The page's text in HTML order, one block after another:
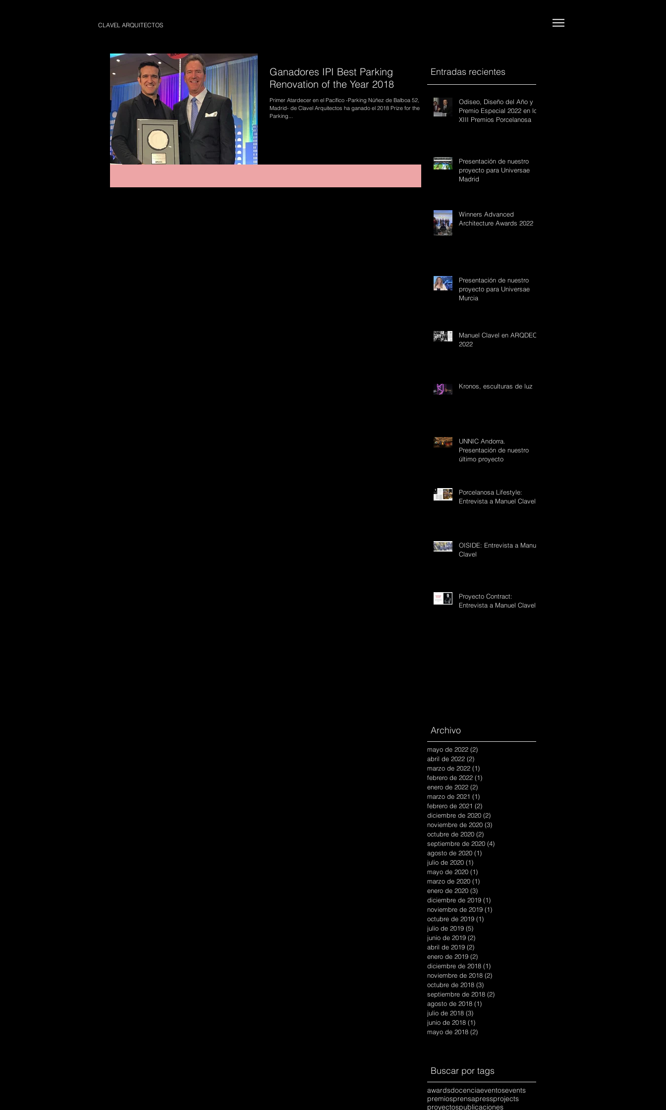
CLAVEL ARQUITECTOS
Ganadores IPI Best Parking
Renovation of the Year 2018
Primer Atardecer en el Pacífico -Parking Núñez de Balboa 52,
Madrid- de Clavel Arquitectos ha ganado el 2018 Prize for the Best
Parking...
Entradas recientes
Odiseo, Diseño del Año y
Premio Especial 2022 en los
XIII Premios Porcelanosa
Presentación de nuestro
proyecto para Universae
Madrid
Winners Advanced
Architecture Awards 2022
Presentación de nuestro
proyecto para Universae
Murcia
Manuel Clavel en ARQDECÓ
2022
Kronos, esculturas de luz
UNNIC Andorra.
Presentación de nuestro
último proyecto
Porcelanosa Lifestyle:
Entrevista a Manuel Clavel
OISIDE: Entrevista a Manuel
Clavel
Proyecto Contract:
Entrevista a Manuel Clavel
Archivo
mayo de 2022 (2)
abril de 2022 (2)
marzo de 2022 (1)
febrero de 2022 (1)
enero de 2022 (2)
marzo de 2021 (1)
febrero de 2021 (2)
diciembre de 2020 (2)
noviembre de 2020 (3)
octubre de 2020 (2)
septiembre de 2020 (4)
agosto de 2020 (1)
julio de 2020 (1)
mayo de 2020 (1)
marzo de 2020 (1)
enero de 2020 (3)
diciembre de 2019 (1)
noviembre de 2019 (1)
octubre de 2019 (1)
julio de 2019 (5)
junio de 2019 (2)
abril de 2019 (2)
enero de 2019 (2)
diciembre de 2018 (1)
noviembre de 2018 (2)
octubre de 2018 (3)
septiembre de 2018 (2)
agosto de 2018 (1)
julio de 2018 (3)
junio de 2018 (1)
mayo de 2018 (2)
Buscar por tags
awardsdocenciaeventosevents
premiosprensapressprojects
proyectospublicaciones